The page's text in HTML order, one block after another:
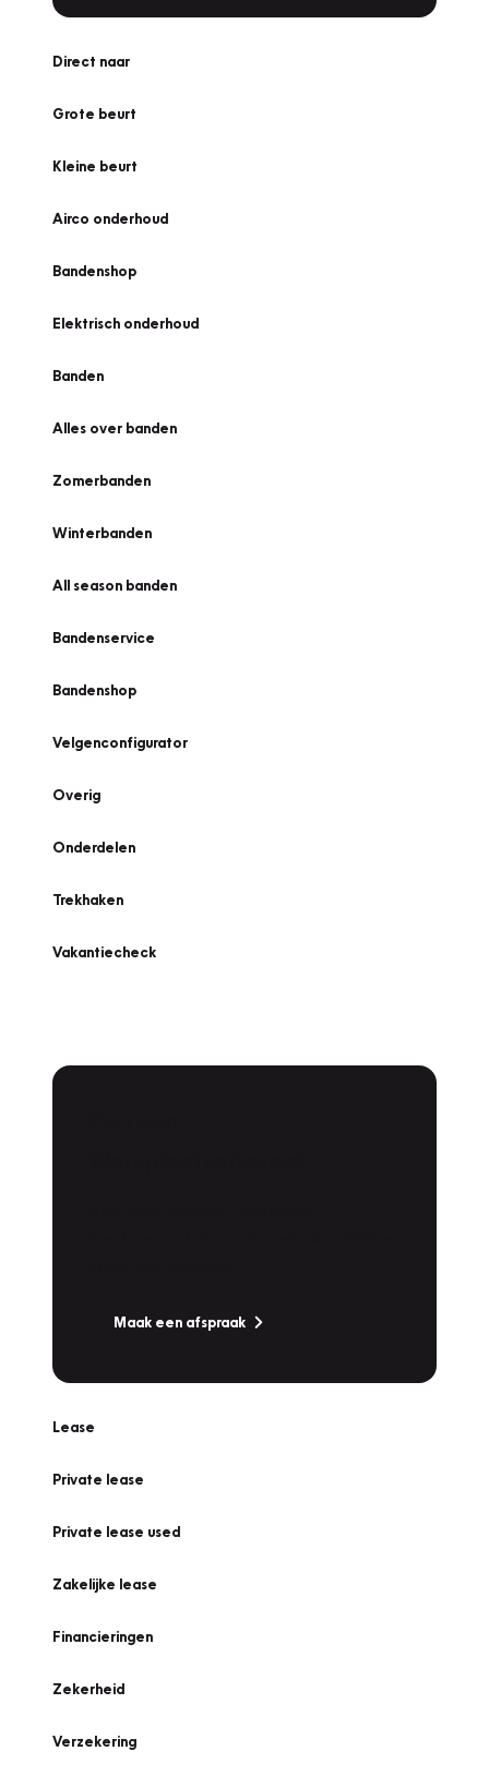
Direct naar
Grote beurt
Kleine beurt
Airco onderhoud
Bandenshop
Elektrisch onderhoud
Banden
Alles over banden
Zomerbanden
Winterbanden
All season banden
Bandenservice
Bandenshop
Velgenconfigurator
Overig
Onderdelen
Trekhaken
Vakantiecheck
Maak een afspraak
Lease
Private lease
Private lease used
Zakelijke lease
Financieringen
Zekerheid
Verzekering